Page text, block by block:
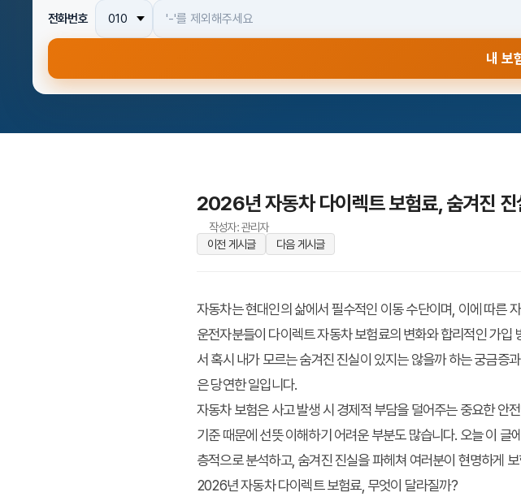
전화번호
내 보
2026년 자동차 다이렉트 보험료, 숨겨진
작성자: 관리자
이전 게시글
다음 게시글
자동차는 현대인의 삶에서 필수적인 이동 수단이며, 이에 따른
운전자분들이 다이렉트 자동차 보험료의 변화와 합리적인 가입
서 혹시 내가 모르는 숨겨진 진실이 있지는 않을까 하는 궁금증
은 당연한 일입니다.
자동차 보험은 사고 발생 시 경제적 부담을 덜어주는 중요한 안
기준 때문에 선뜻 이해하기 어려운 부분도 많습니다. 오늘 이
층적으로 분석하고, 숨겨진 진실을 파헤쳐 여러분이 현명하게
2026년 자동차 다이렉트 보험료, 무엇이 달라질까?